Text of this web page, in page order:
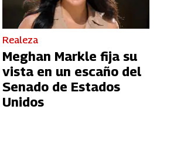
Realeza
Meghan Markle fija su
vista en un escaño del
Senado de Estados
Unidos